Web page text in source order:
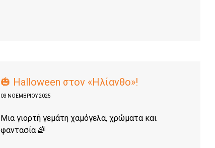
🎃 Halloween στον «Ηλίανθο»!
03 ΝΟΕΜΒΡΊΟΥ 2025
Μια γιορτή γεμάτη χαμόγελα, χρώματα και
φαντασία 🌈